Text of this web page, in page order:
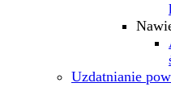
Uzdatnianie